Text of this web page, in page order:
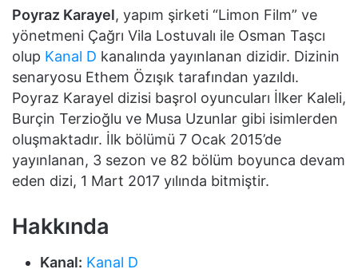
Poyraz Karayel, yapım şirketi “Limon Film” ve
yönetmeni Çağrı Vila Lostuvalı ile Osman Taşcı
olup Kanal D kanalında yayınlanan dizidir. Dizinin
senaryosu Ethem Özışık tarafından yazıldı.
Poyraz Karayel dizisi başrol oyuncuları İlker Kaleli,
Burçin Terzioğlu ve Musa Uzunlar gibi isimlerden
oluşmaktadır. İlk bölümü 7 Ocak 2015’de
yayınlanan, 3 sezon ve 82 bölüm boyunca devam
eden dizi, 1 Mart 2017 yılında bitmiştir.
Hakkında
Kanal: Kanal D